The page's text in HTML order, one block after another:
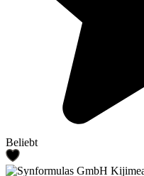
Beliebt